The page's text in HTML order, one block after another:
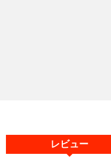
レビュー